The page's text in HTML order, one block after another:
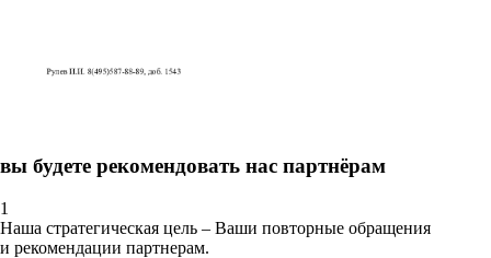
вы будете рекомендовать нас партнёрам
1
Наша стратегическая цель – Ваши повторные обращения
и рекомендации партнерам.